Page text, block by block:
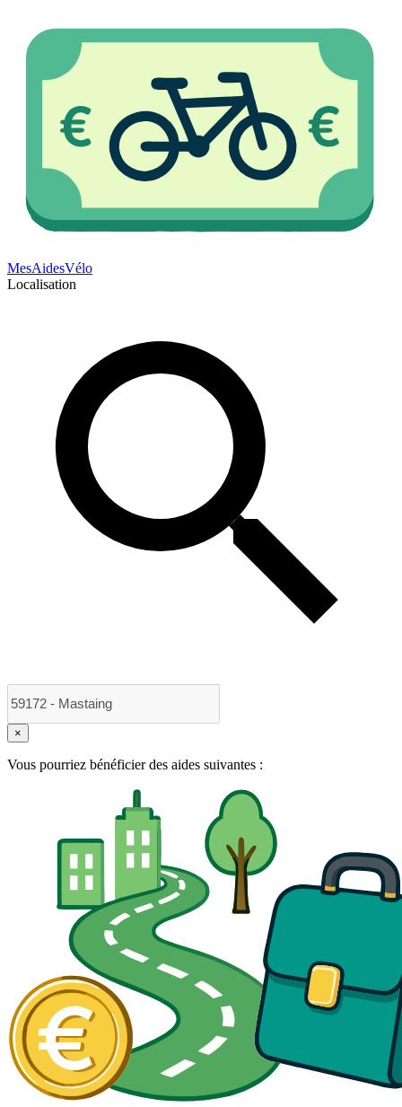
MesAidesVélo
Localisation
×
Vous pourriez bénéficier des aides suivantes :